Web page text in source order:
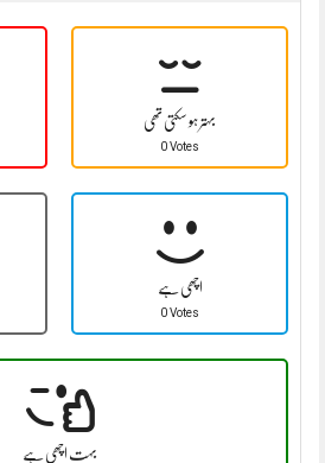
بہتر ہو سکتی تھی
0 Votes
اچھی ہے
0 Votes
بہت اچھی ہے